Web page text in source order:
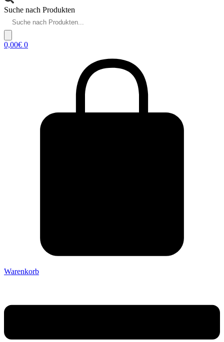
Suche nach Produkten
0,00€ 0
Warenkorb